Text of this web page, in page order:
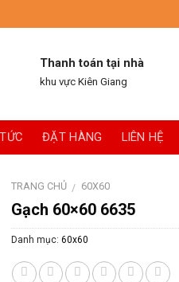
Thanh toán tại nhà
khu vực Kiên Giang
ĐẶT HÀNG LIÊN HỆ
TRANG CHỦ / 60X60
Gạch 60×60 6635
Danh mục: 60x60